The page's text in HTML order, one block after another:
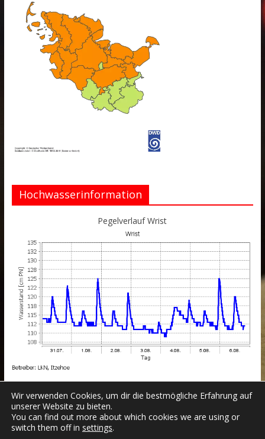
Hochwasserinformation
Pegelverlauf Wrist
Datenschutzerklärung
Wir verwenden Cookies, um dir die bestmögliche Erfahrung auf
unserer Website zu bieten.
You can find out more about which cookies we are using or
switch them off in settings.